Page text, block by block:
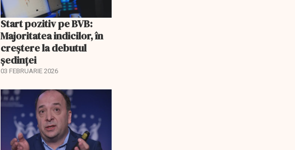
Start pozitiv pe BVB:
Majoritatea indicilor, în
creştere la debutul
şedinţei
03 FEBRUARIE 2026